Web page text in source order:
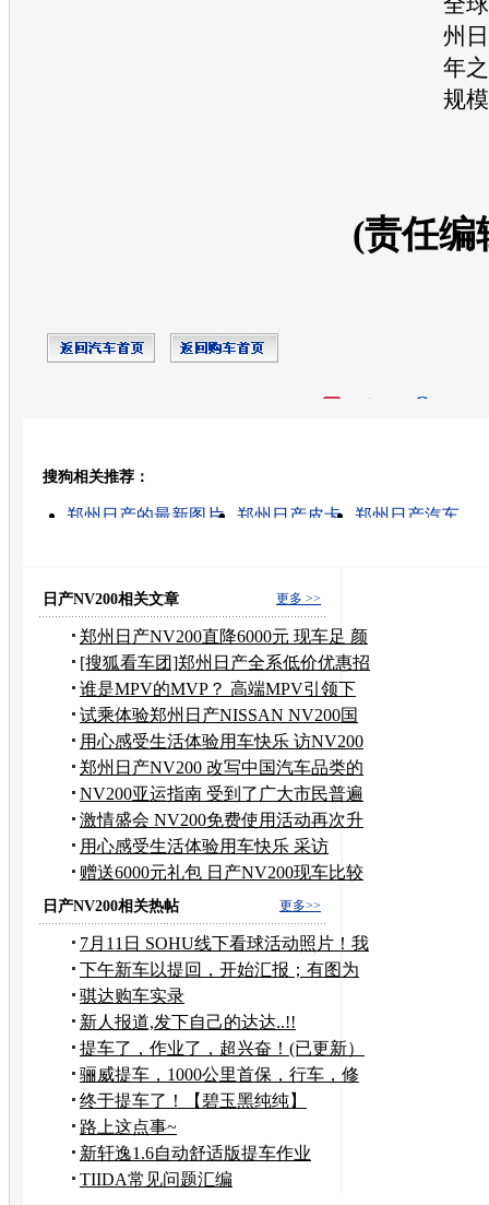
州
年
规
(责任编
搜狗相关推荐：
郑州日产的最新图片 郑州日产皮卡
郑州日产汽车
更多 >>
日产NV200相关文章
郑州日产NV200直降6000元 现车足 颜
色全
[搜狐看车团]郑州日产全系低价优惠招
募
谁是MPV的MVP？ 高端MPV引领下
一个十年
试乘体验郑州日产NISSAN NV200国
际化CDV
用心感受生活体验用车快乐 访NV200
车主
郑州日产NV200 改写中国汽车品类的
新车
NV200亚运指南 受到了广大市民普遍
欢迎
激情盛会 NV200免费使用活动再次升
温
用心感受生活体验用车快乐 采访
NV200车主
赠送6000元礼包 日产NV200现车比较
充足
更多>>
日产NV200相关热帖
7月11日 SOHU线下看球活动照片！我
也开骐达
下午新车以提回，开始汇报；有图为
证
骐达购车实录
新人报道,发下自己的达达..!!
提车了，作业了，超兴奋！(已更新）
骊威提车，1000公里首保，行车，修
车（自己撞的）
终于提车了！【碧玉黑纯纯】
路上这点事~
新轩逸1.6自动舒适版提车作业
TIIDA常见问题汇编